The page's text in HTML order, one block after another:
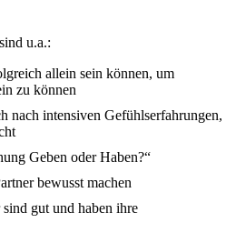
u.a.:
allein sein können, um
zu können
nach intensiven Gefühlserfahrungen,
Geben oder Haben?“
bewusst machen
gut und haben ihre